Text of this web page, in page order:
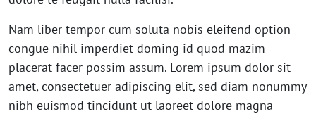
Nam liber tempor cum soluta nobis eleifend option
congue nihil imperdiet doming id quod mazim
placerat facer possim assum. Lorem ipsum dolor sit
amet, consectetuer adipiscing elit, sed diam nonummy
nibh euismod tincidunt ut laoreet dolore magna